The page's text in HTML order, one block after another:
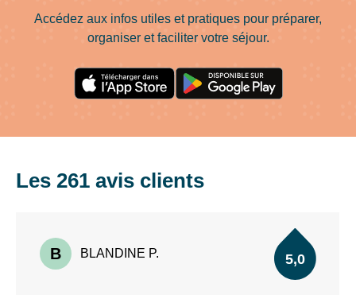
Accédez aux infos utiles et pratiques pour préparer,
organiser et faciliter votre séjour.
Les 261 avis clients
B BLANDINE P. 5,0